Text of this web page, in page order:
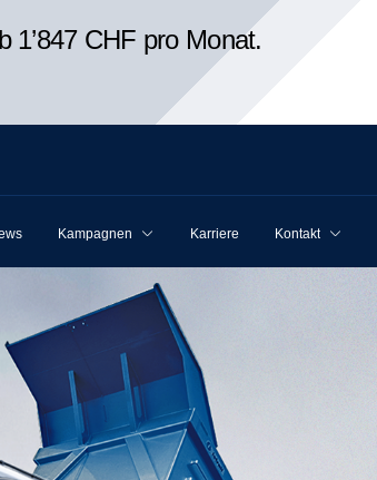
1’847 CHF pro Monat.
Kampagnen Karriere Kontakt